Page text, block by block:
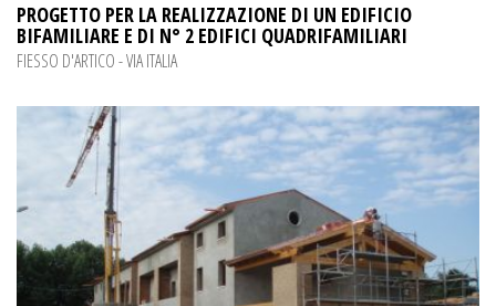
PROGETTO PER LA REALIZZAZIONE DI UN EDIFICIO
BIFAMILIARE E DI N° 2 EDIFICI QUADRIFAMILIARI
FIESSO D'ARTICO - VIA ITALIA